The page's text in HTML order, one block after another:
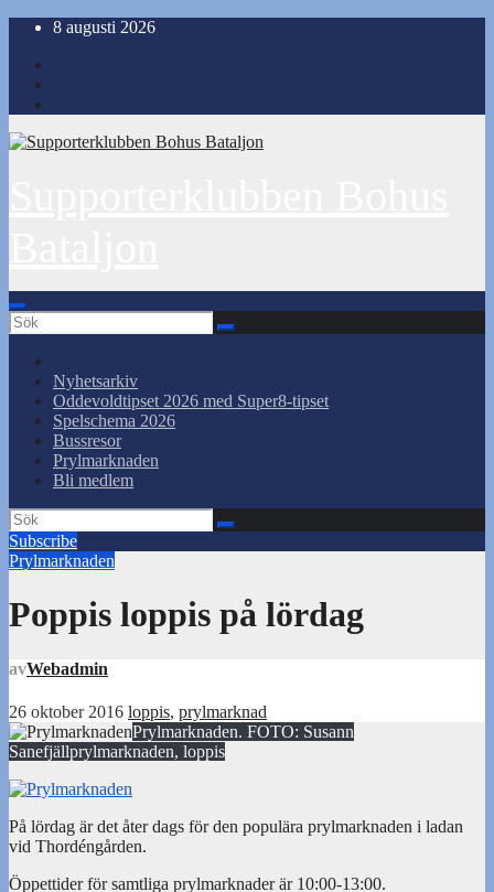
Hoppa
innehåll
8 augusti 2026
Nyhetsarkiv
Oddevoldtipset 2026 med Super8-tipset
Spelschema 2026
Bussresor
Prylmarknaden
Bli medlem
Subscribe
Prylmarknaden
Poppis loppis på lördag
avWebadmin
26 oktober 2016 loppis, prylmarknad
Prylmarknaden. FOTO: Susann
Sanefjällprylmarknaden, loppis
På lördag är det åter dags för den populära prylmarknaden i ladan
vid Thordéngården.
Öppettider för samtliga prylmarknader är 10:00-13:00.